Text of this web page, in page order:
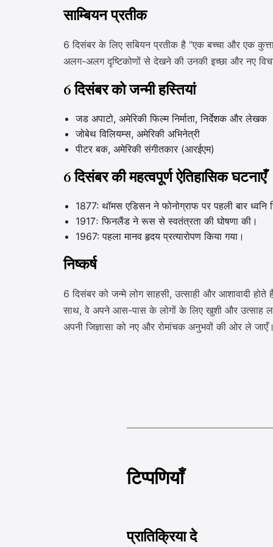
साम्बियन प्रतीक
6 दिसंबर के लिए सबियन प्रतीक है "एक बच्चा और एक
अलग-अलग दृष्टिकोणों से देखने की उनकी इच्छा और नए
6 दिसंबर को जन्मी हस्तियां
जड अपाटो, अमेरिकी फिल्म निर्माता, निर्देशक और लेखक
जोबेथ विलियम्स, अमेरिकी अभिनेत्री
पीटर बक, अमेरिकी संगीतकार (आरईएम)
6 दिसंबर की महत्वपूर्ण ऐतिहासिक घटनाएँ
1877: थॉमस एडिसन ने फोनोग्राफ पर पहली बार ध्वनि
1917ः फिनलैंड ने रूस से स्वतंत्रता की घोषणा की।
1967: पहला मानव हृदय प्रत्यारोपण किया गया।
निष्कर्ष
6 दिसंबर को जन्मे लोग साहसी, उत्साही और आशावादी
साथ, वे अपने आस-पास के लोगों के लिए खुशी और उत्साह
अपनी जिज्ञासा को नए और रोमांचक अनुभवों की ओर ले
टिप्पणियाँ
प्रातिक्रिया दे